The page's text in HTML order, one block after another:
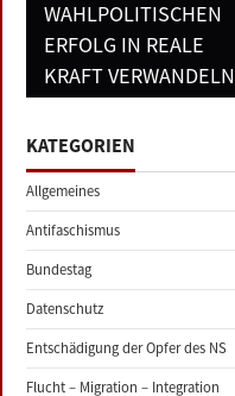
WAHLPOLITISCHEN
ERFOLG IN REALE
KRAFT VERWANDELN
KATEGORIEN
Allgemeines
Antifaschismus
Bundestag
Datenschutz
Entschädigung der Opfer des NS
Flucht – Migration – Integration